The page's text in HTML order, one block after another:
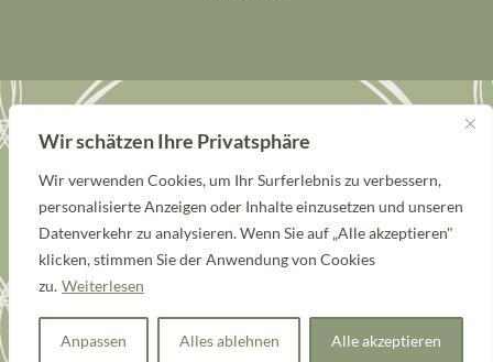
Wir schätzen Ihre Privatsphäre
Wir verwenden Cookies, um Ihr Surferlebnis zu verbessern,
personalisierte Anzeigen oder Inhalte einzusetzen und unseren
Datenverkehr zu analysieren. Wenn Sie auf „Alle akzeptieren"
klicken, stimmen Sie der Anwendung von Cookies
zu. Weiterlesen
Anpassen Alles ablehnen Alle akzeptieren
Schön, dass Du hier bist!
Genieße Deinen Landmoment.
Kathi, Steffi & Rainer
© Kevelaerer Landmomente 2026